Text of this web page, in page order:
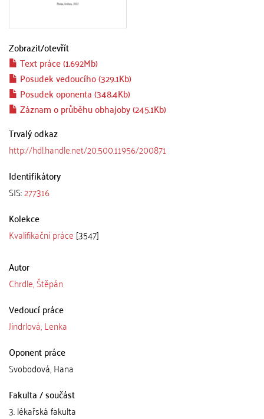
Zobrazit/otevřít
Text práce (1.692Mb)
Posudek vedoucího (329.1Kb)
Posudek oponenta (348.4Kb)
Záznam o průběhu obhajoby (245.1Kb)
Trvalý odkaz
http://hdl.handle.net/20.500.11956/200871
Identifikátory
SIS:277316
Kolekce
Kvalifikační práce [3547]
Autor
Chrdle, Štěpán
Vedoucí práce
Jindrlová, Lenka
Oponent práce
Svobodová, Hana
Fakulta / součást
3. lékařská fakulta